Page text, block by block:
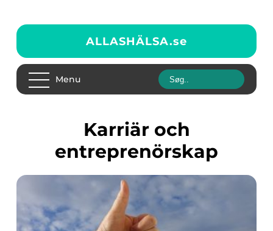
ALLASHÄLSA.se
Menu
Karriär och
entreprenörskap